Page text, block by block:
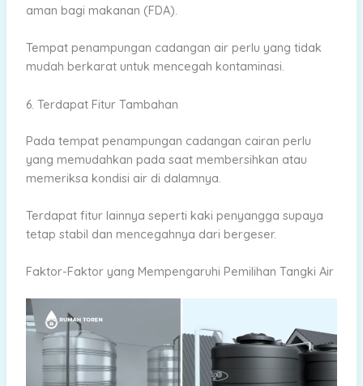
aman bagi makanan (FDA).
Tempat penampungan cadangan air perlu yang tidak
mudah berkarat untuk mencegah kontaminasi.
6. Terdapat Fitur Tambahan
Pada tempat penampungan cadangan cairan perlu
yang memudahkan pada saat membersihkan atau
memeriksa kondisi air di dalamnya.
Terdapat fitur lainnya seperti kaki penyangga supaya
tetap stabil dan mencegahnya dari bergeser.
Faktor-Faktor yang Mempengaruhi Pemilihan Tangki Air